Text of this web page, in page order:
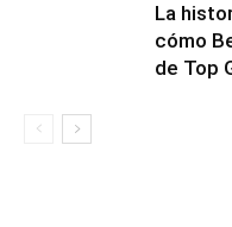
La
cómo
de Top